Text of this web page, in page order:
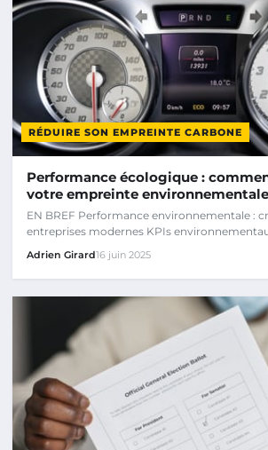
RÉDUIRE SON EMPREINTE CARBONE
Performance écologique :
votre empreinte environnementale
EN BREF Performance environnementale :
entreprises modernes KPIs
Adrien Girard16 juin 2025